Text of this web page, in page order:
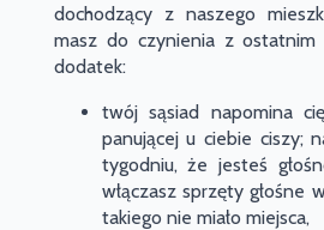
dochodzący z naszego
masz do czynienia z ostatnim
dodatek:
twój sąsiad napomina
panującej u ciebie ciszy;
tygodniu, że jesteś
włączasz sprzęty głośne
takiego nie miało miejsca,